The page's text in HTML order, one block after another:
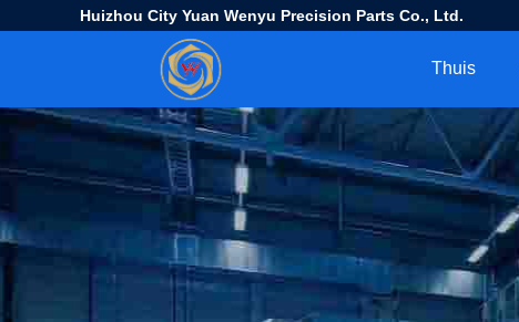
Huizhou City Yuan Wenyu Precision Parts Co., Ltd.
Thuis